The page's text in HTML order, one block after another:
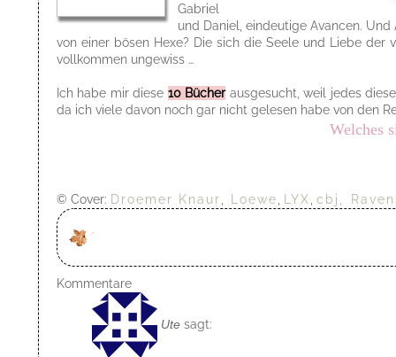
Gabriel
und Daniel, eindeutige Avancen.
von einer bösen Hexe? Die sich die Seele und Liebe
vollkommen ungewiss …
Ich habe mir diese 10 Bücherausgesucht, weil jedes
da ich viele davon noch gar nicht gelesen habe von den
Welches
© Cover: Droemer Knaur Loewe LYX cbj,
Kommentare
Ute sagt: